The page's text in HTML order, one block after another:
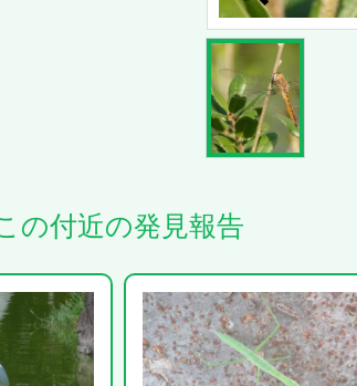
の付近の発見報告